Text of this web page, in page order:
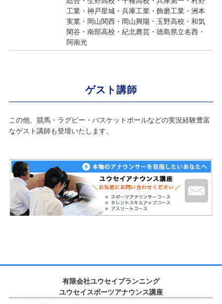
工業・神戸星城・兵庫工業・飾磨工業・洲本
実業・岡山関西・岡山興陽・玉野高校・和気
閑谷・南部高校・紀北農芸・徳島県立名西・
阿南光
ゲスト講師
この他、競馬・ラグビー・バスケットボールなどの実況経験豊富
なゲスト講師も登壇いたします。
有限会社ユウセイプランニング
ユウセイスポーツアナウンス講座